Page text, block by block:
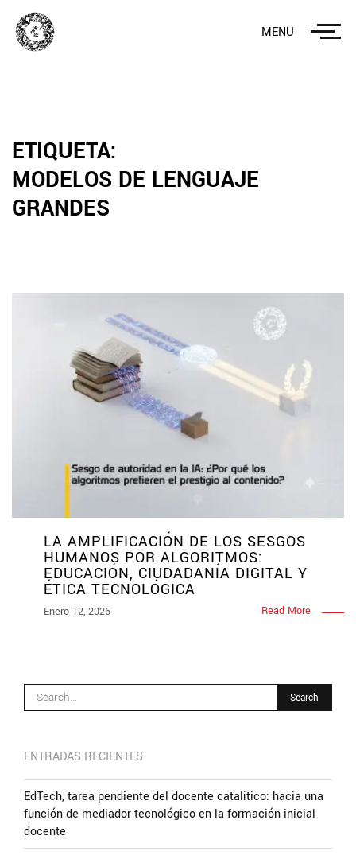
MENU
ETIQUETA:
MODELOS DE LENGUAJE
GRANDES
LA AMPLIFICACIÓN DE LOS SESGOS
HUMANOS POR ALGORITMOS:
EDUCACIÓN, CIUDADANÍA DIGITAL Y
ÉTICA TECNOLÓGICA
Enero 12, 2026 Read More
ENTRADAS RECIENTES
EdTech, tarea pendiente del docente catalítico: hacia una
función de mediador tecnológico en la formación inicial
docente